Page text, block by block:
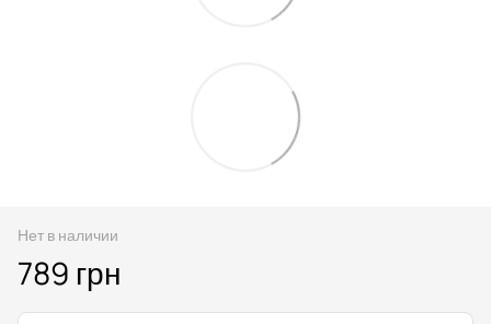
Нет в наличии
789 грн